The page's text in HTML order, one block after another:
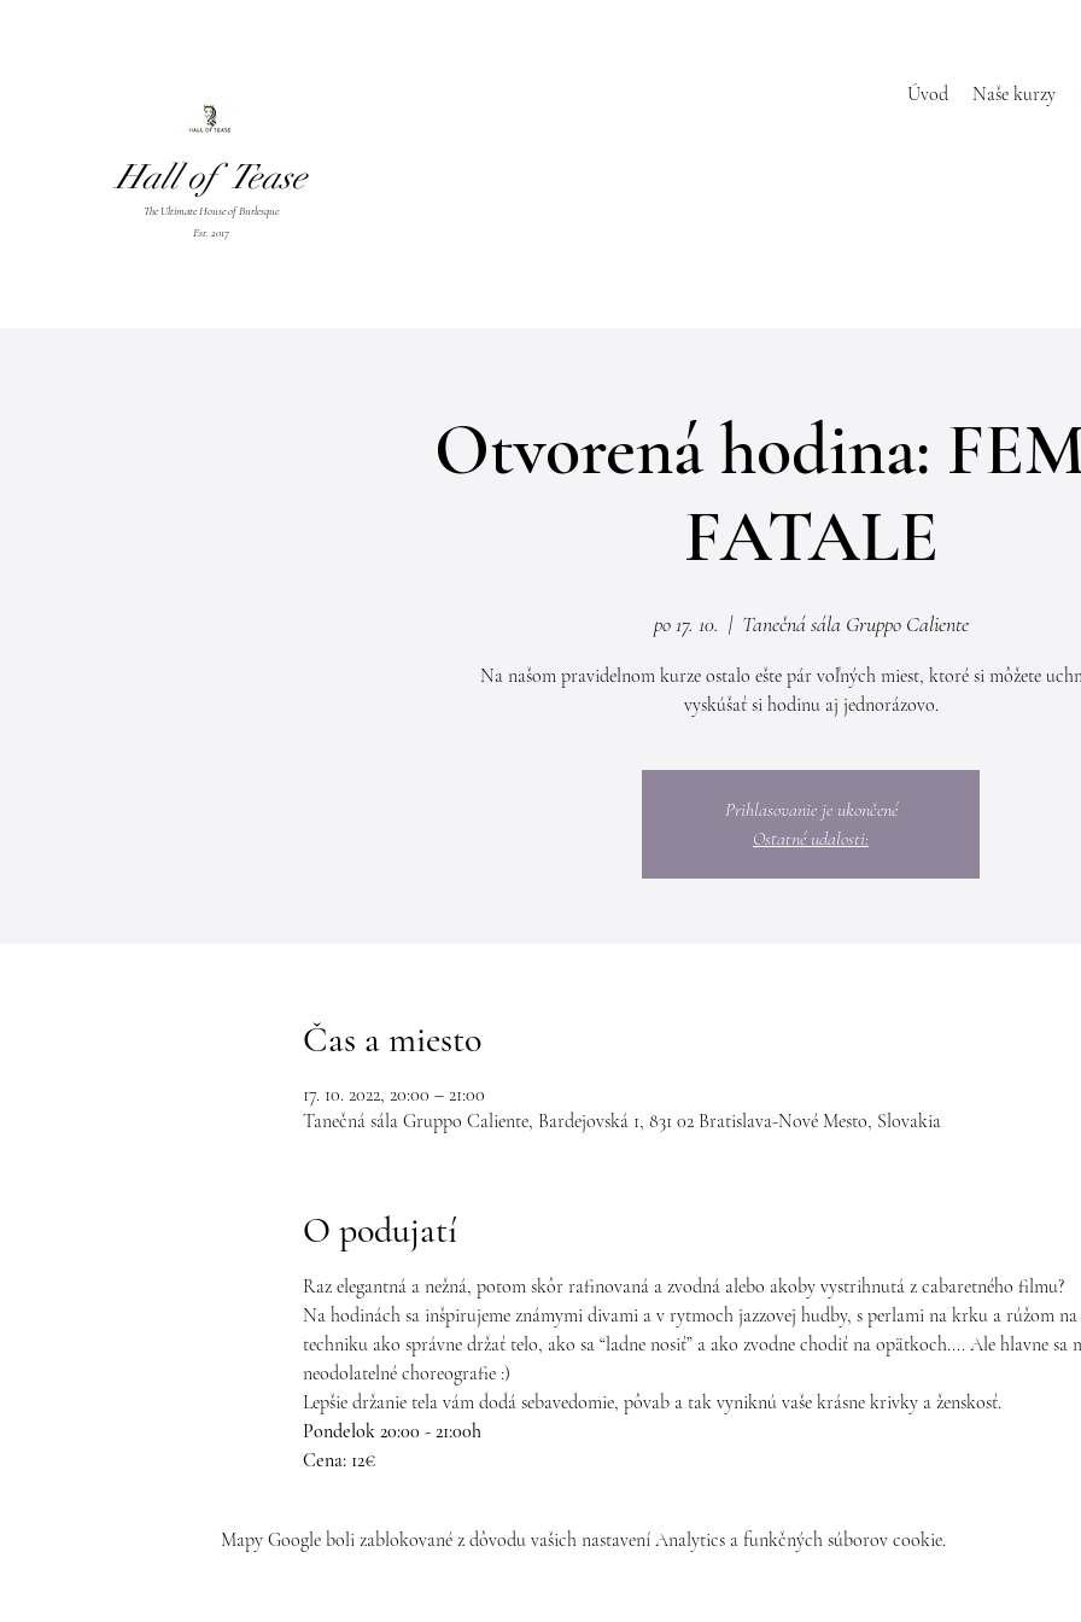
Hall of Tease
The Ultimate House of Burlesque
Est. 2017
Úvod Naše kurzy
Otvorená hodina:
FATALE
po 17. 10.
  |
Tanečná sála Gruppo Caliente
Na našom pravidelnom kurze ostalo ešte pár voľných miest, ktoré si môžete
vyskúšať si hodinu aj jednorázovo.
Prihlasovanie je ukončené
Ostatné udalosti:
Čas a miesto
17. 10. 2022, 20:00 – 21:00
Tanečná sála Gruppo Caliente, Bardejovská 1, 831 02 Bratislava-Nové Mesto, Slovakia
O podujatí
Raz elegantná a nežná, potom skôr rafinovaná a zvodná alebo akoby vystrihnutá z cabaretného filmu?
Na hodinách sa inšpirujeme známymi divami a v rytmoch jazzovej hudby, s perlami na krku a rúžom
techniku ako správne držať telo, ako sa “ladne nosiť” a ako zvodne chodiť na opätkoch.... Ale hlavne sa
neodolatelné choreografie :)
Lepšie držanie tela vám dodá sebavedomie, pôvab a tak vyniknú vaše krásne krivky a ženskosť.
Pondelok 20:00 - 21:00h
Cena: 12€
Mapy Google boli zablokované z dôvodu vašich nastavení Analytics a funkčných súborov cookie.